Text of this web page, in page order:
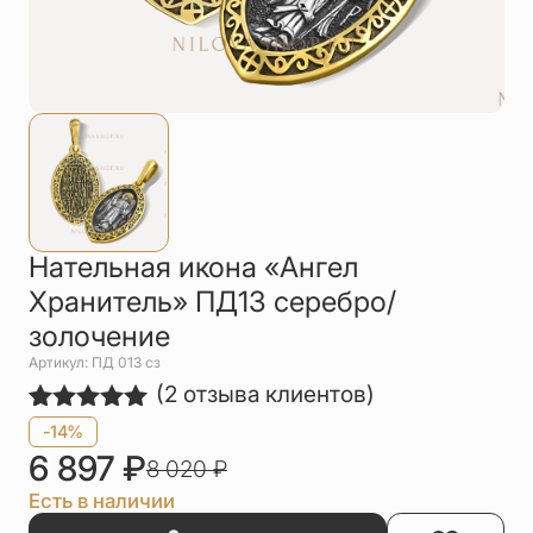
Цепи
Шнурки на
Другое
Нательная икона «Ангел
Хранитель» ПД13 серебро/
золочение
Артикул: ПД 013 сз
Рейтинг
5.00из 5
на основе
опроса
2
пользователей
(2 отзыва клиентов)
-14%
6 897 ₽8 020₽
Есть в наличии